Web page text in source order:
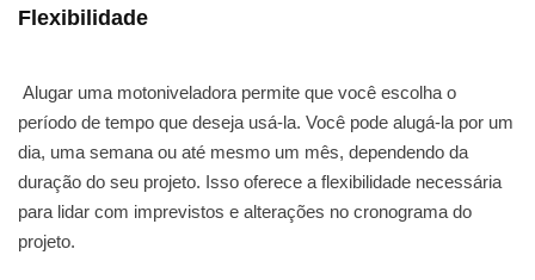
Flexibilidade
Alugar uma motoniveladora permite que você escolha o
período de tempo que deseja usá-la. Você pode alugá-la por um
dia, uma semana ou até mesmo um mês, dependendo da
duração do seu projeto. Isso oferece a flexibilidade necessária
para lidar com imprevistos e alterações no cronograma do
projeto.